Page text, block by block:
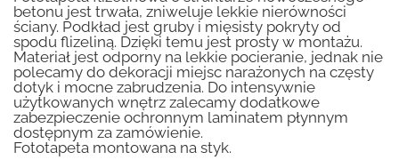
betonu jest trwała, zniweluje lekkie nierówności
ściany. Podkład jest gruby i mięsisty pokryty od
spodu flizeliną. Dzięki temu jest prosty w montażu.
Materiał jest odporny na lekkie pocieranie, jednak nie
polecamy do dekoracji miejsc narażonych na częsty
dotyk i mocne zabrudzenia. Do intensywnie
użytkowanych wnętrz zalecamy dodatkowe
zabezpieczenie ochronnym laminatem płynnym
dostępnym za zamówienie.
Fototapeta montowana na styk.